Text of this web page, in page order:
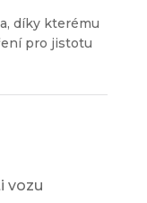
díky kterému
pro jistotu
vozu